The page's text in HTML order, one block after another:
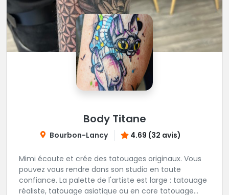
Body Titane
Bourbon-Lancy 4.69 (32 avis)
Mimi écoute et crée des tatouages originaux. Vous
pouvez vous rendre dans son studio en toute
confiance. La palette de l'artiste est large : tatouage
réaliste, tatouage asiatique ou en core tatouage